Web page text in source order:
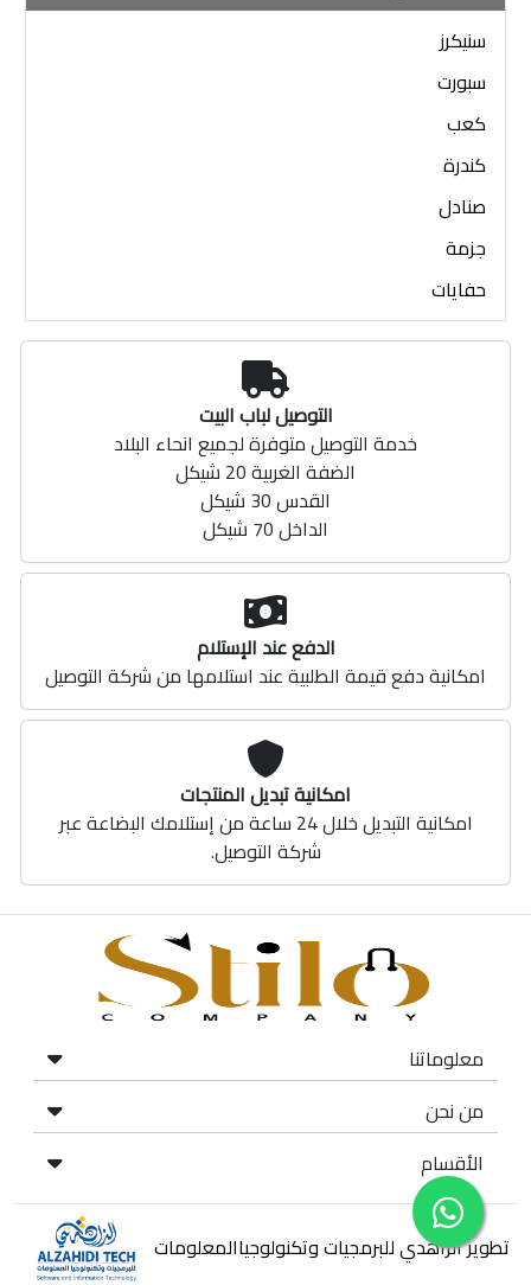
سنيكرز
سبورت
كعب
كندرة
صنادل
جزمة
حفايات
التوصيل لباب البيت
خدمة التوصيل متوفرة لجميع انحاء البلاد
الضفة الغربية 20 شيكل
القدس 30 شيكل
الداخل 70 شيكل
الدفع عند الإستلام
امكانية دفع قيمة الطلبية عند استلامها من شركة التوصيل
امكانية تبديل المنتجات
امكانية التبديل خلال 24 ساعة من إستلامك البضاعة عبر
شركة التوصيل.
معلوماتنا
من نحن
الأقسام
تطوير الزاهدي للبرمجيات وتكنولوجياالمعلومات